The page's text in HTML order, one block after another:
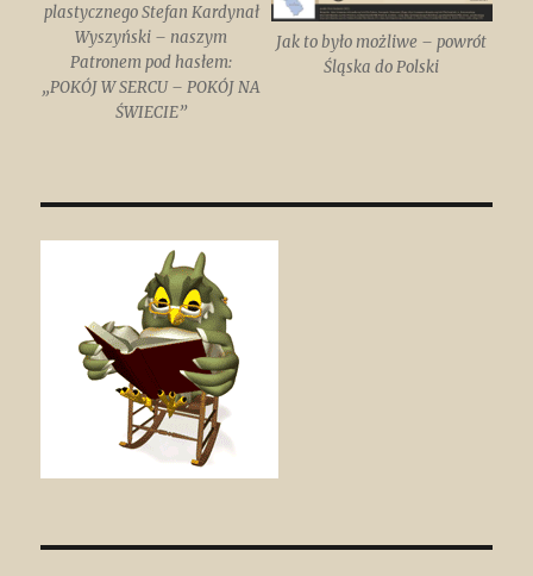
plastycznego Stefan Kardynał
Wyszyński – naszym
Patronem pod hasłem:
„POKÓJ W SERCU – POKÓJ NA
ŚWIECIE”
Jak to było możliwe – powrót
Śląska do Polski